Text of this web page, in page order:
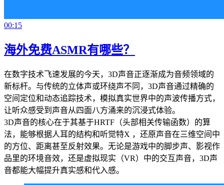
00:15
海外免费ASMR有哪些？
在数字技术飞速发展的今天，3D声音正逐渐成为音频领域的
新标杆。与传统的立体声或环绕声不同，3D声音通过精确的
空间定位和动态追踪技术，模拟真实世界中的声波传播方式，
让听众感受到声音从四面八方涌来的沉浸式体验。
3D声音的核心在于其基于HRTF（头部相关传输函数）的算
法，能够根据人耳的结构和听觉特X ，还原声音在三维空间中
的方位、距离甚至反射效果。无论是游戏中的脚步声、影视作
品里的环境音效，还是虚拟现实（VR）中的交互声音，3D声
音都能大幅提升真实感和代入感。